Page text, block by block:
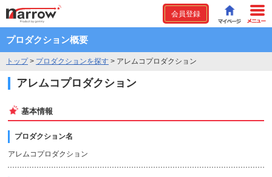
会員登録
プロダクション概要
トップ> プロダクションを探す > アレムコプロダクション
アレムコプロダクション
基本情報
プロダクション名
アレムコプロダクション